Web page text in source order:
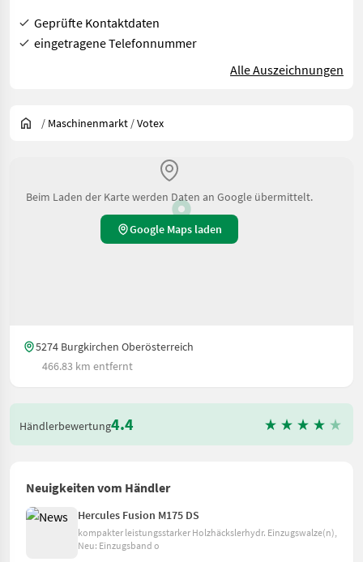
Geprüfte Kontaktdaten
eingetragene Telefonnummer
Alle Auszeichnungen
/ Maschinenmarkt /Votex
Beim Laden der Karte werden Daten an Google übermittelt.
Google Maps laden
5274 Burgkirchen Oberösterreich
466.83 km entfernt
Händlerbewertung4.4
Neuigkeiten vom Händler
Hercules Fusion M175 DS
kompakter leistungsstarker Holzhäckslerhydr. Einzugswalze(n),
Neu: Einzugsband o